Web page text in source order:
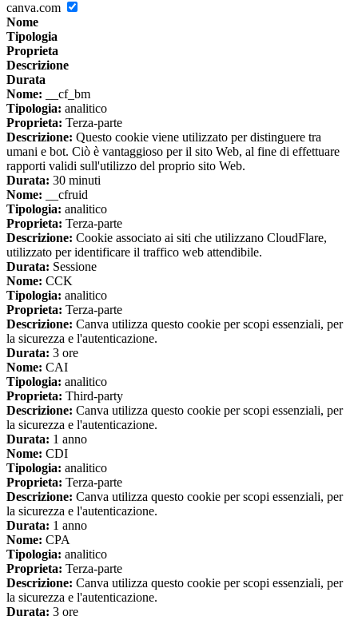
canva.com
Nome
Tipologia
Proprieta
Descrizione
Durata
Nome: __cf_bm
Tipologia: analitico
Proprieta: Terza-parte
Descrizione: Questo cookie viene utilizzato per distinguere tra
umani e bot. Ciò è vantaggioso per il sito Web, al fine di effettuare
rapporti validi sull'utilizzo del proprio sito Web.
Durata: 30 minuti
Nome: __cfruid
Tipologia: analitico
Proprieta: Terza-parte
Descrizione: Cookie associato ai siti che utilizzano CloudFlare,
utilizzato per identificare il traffico web attendibile.
Durata: Sessione
Nome: CCK
Tipologia: analitico
Proprieta: Terza-parte
Descrizione: Canva utilizza questo cookie per scopi essenziali, per
la sicurezza e l'autenticazione.
Durata: 3 ore
Nome: CAI
Tipologia: analitico
Proprieta: Third-party
Descrizione: Canva utilizza questo cookie per scopi essenziali, per
la sicurezza e l'autenticazione.
Durata: 1 anno
Nome: CDI
Tipologia: analitico
Proprieta: Terza-parte
Descrizione: Canva utilizza questo cookie per scopi essenziali, per
la sicurezza e l'autenticazione.
Durata: 1 anno
Nome: CPA
Tipologia: analitico
Proprieta: Terza-parte
Descrizione: Canva utilizza questo cookie per scopi essenziali, per
la sicurezza e l'autenticazione.
Durata: 3 ore